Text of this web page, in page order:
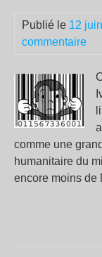
Publié le 12
commentaire
comme une
humanitaire du
encore moins de